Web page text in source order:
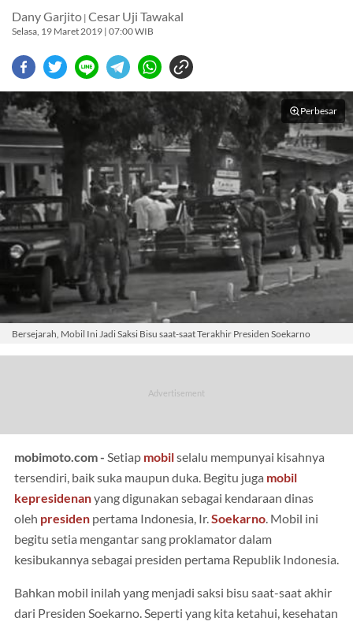
Dany Garjito | Cesar Uji Tawakal
Selasa, 19 Maret 2019 | 07:00 WIB
Perbesar
Bersejarah, Mobil Ini Jadi Saksi Bisu saat-saat Terakhir Presiden Soekarno
mobimoto.com - Setiap mobilselalu mempunyai kisahnya
tersendiri, baik suka maupun duka. Begitu juga mobil
kepresidenanyang digunakan sebagai kendaraan dinas
oleh presiden pertama Indonesia, Ir.Soekarno. Mobil ini
begitu setia mengantar sang proklamator dalam
kesibukannya sebagai presiden pertama Republik Indonesia.
Bahkan mobil inilah yang menjadi saksi bisu saat-saat akhir
dari Presiden Soekarno. Seperti yang kita ketahui, kesehatan